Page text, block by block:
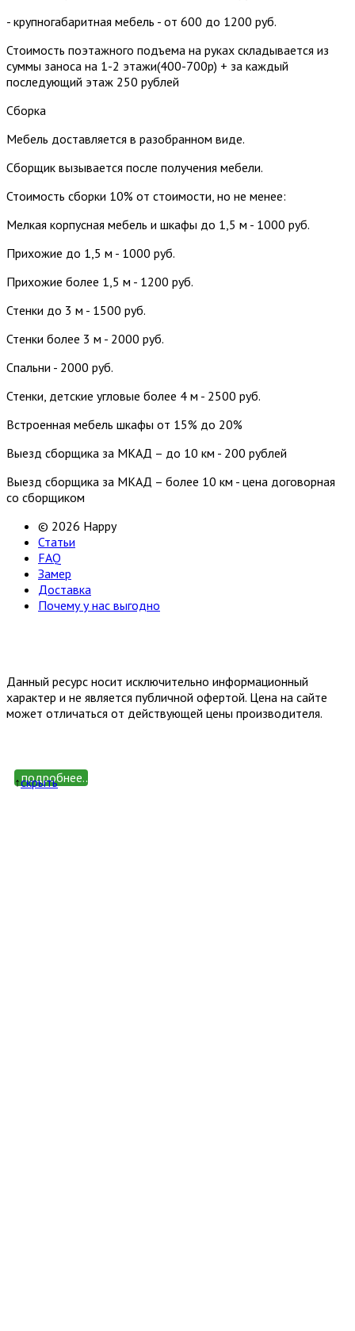
подробнее...
↑cкрыть
- крупногабаритная мебель - от 600 до 1200 руб.
Стоимость поэтажного подъема на руках складывается из
суммы заноса на 1-2 этажи(400-700р) + за каждый
последующий этаж 250 рублей
Сборка
Мебель доставляется в разобранном виде.
Сборщик вызывается после получения мебели.
Стоимость сборки 10% от стоимости, но не менее:
Мелкая корпусная мебель и шкафы до 1,5 м - 1000 руб.
Прихожие до 1,5 м - 1000 руб.
Прихожие более 1,5 м - 1200 руб.
Стенки до 3 м - 1500 руб.
Стенки более 3 м - 2000 руб.
Спальни - 2000 руб.
Стенки, детские угловые более 4 м - 2500 руб.
Встроенная мебель шкафы от 15% до 20%
Выезд сборщика за МКАД – до 10 км - 200 рублей
Выезд сборщика за МКАД – более 10 км - цена договорная
со сборщиком
© 2026 Happy
Статьи
FAQ
Замер
Доставка
Почему у нас выгодно
Данный ресурс носит исключительно информационный
характер и не является публичной офертой. Цена на сайте
может отличаться от действующей цены производителя.